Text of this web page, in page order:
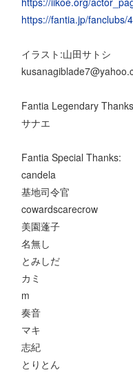
https://fantia.jp/fanclubs/
イラスト:山田サトシ
Fantia Legendary
サナエ
Fantia Special Thanks:
candela
基地司令官
cowardscarecrow
美園蓬子
名無し
とみしだ
カミ
m
奏音
マキ
志紀
とりとん